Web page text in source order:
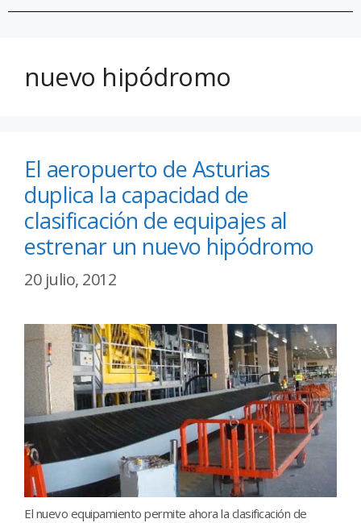
nuevo hipódromo
El aeropuerto de Asturias
duplica la capacidad de
clasificación de equipajes al
estrenar un nuevo hipódromo
20 julio, 2012
El nuevo equipamiento permite ahora la clasificación de